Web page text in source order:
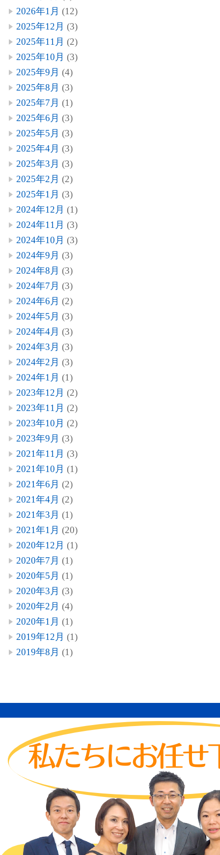
2026年1月 (12)
2025年12月 (3)
2025年11月 (2)
2025年10月 (3)
2025年9月 (4)
2025年8月 (3)
2025年7月 (1)
2025年6月 (3)
2025年5月 (3)
2025年4月 (3)
2025年3月 (3)
2025年2月 (2)
2025年1月 (3)
2024年12月 (1)
2024年11月 (3)
2024年10月 (3)
2024年9月 (3)
2024年8月 (3)
2024年7月 (3)
2024年6月 (2)
2024年5月 (3)
2024年4月 (3)
2024年3月 (3)
2024年2月 (3)
2024年1月 (1)
2023年12月 (2)
2023年11月 (2)
2023年10月 (2)
2023年9月 (3)
2021年11月 (3)
2021年10月 (1)
2021年6月 (2)
2021年4月 (2)
2021年3月 (1)
2021年1月 (20)
2020年12月 (1)
2020年7月 (1)
2020年5月 (1)
2020年3月 (3)
2020年2月 (4)
2020年1月 (1)
2019年12月 (1)
2019年8月 (1)